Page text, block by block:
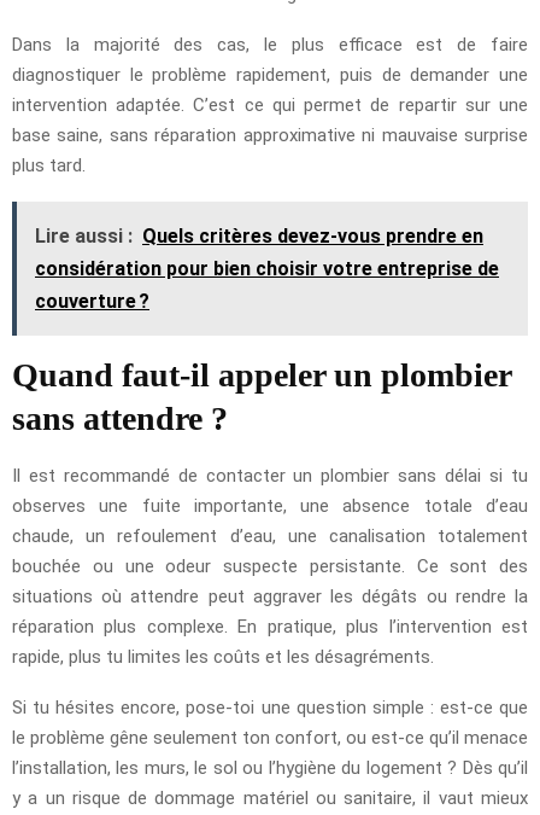
Dans la majorité des cas, le plus efficace est de faire
diagnostiquer le problème rapidement, puis de demander une
intervention adaptée. C’est ce qui permet de repartir sur une
base saine, sans réparation approximative ni mauvaise surprise
plus tard.
Lire aussi : Quels critères devez-vous prendre en
considération pour bien choisir votre entreprise de
couverture ?
Quand faut-il appeler un plombier
sans attendre ?
Il est recommandé de contacter un plombier sans délai si tu
observes une fuite importante, une absence totale d’eau
chaude, un refoulement d’eau, une canalisation totalement
bouchée ou une odeur suspecte persistante. Ce sont des
situations où attendre peut aggraver les dégâts ou rendre la
réparation plus complexe. En pratique, plus l’intervention est
rapide, plus tu limites les coûts et les désagréments.
Si tu hésites encore, pose-toi une question simple : est-ce que
le problème gêne seulement ton confort, ou est-ce qu’il menace
l’installation, les murs, le sol ou l’hygiène du logement ? Dès qu’il
y a un risque de dommage matériel ou sanitaire, il vaut mieux